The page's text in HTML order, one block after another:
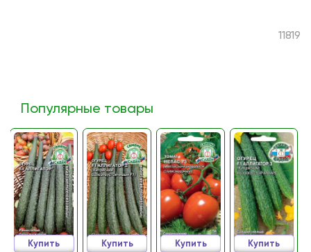
11819
Популярные товары
Купить Купить Купить Купить